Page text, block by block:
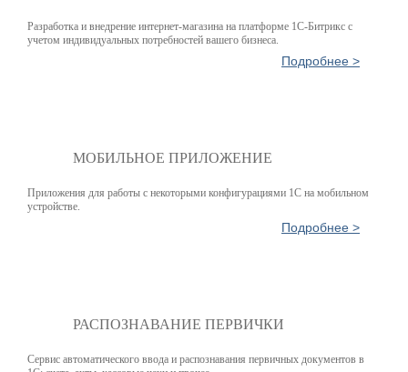
Разработка и внедрение интернет-магазина на платформе 1С-Битрикс с
учетом индивидуальных потребностей вашего бизнеса.
Подробнее >
МОБИЛЬНОЕ ПРИЛОЖЕНИЕ
Приложения для работы с некоторыми конфигурациями 1С на мобильном
устройстве.
Подробнее >
РАСПОЗНАВАНИЕ ПЕРВИЧКИ
Сервис автоматического ввода и распознавания первичных документов в